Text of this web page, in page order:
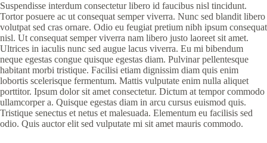
Suspendisse interdum consectetur libero id faucibus nisl tincidunt.
Tortor posuere ac ut consequat semper viverra. Nunc sed blandit libero
volutpat sed cras ornare. Odio eu feugiat pretium nibh ipsum consequat
nisl. Ut consequat semper viverra nam libero justo laoreet sit amet.
Ultrices in iaculis nunc sed augue lacus viverra. Eu mi bibendum
neque egestas congue quisque egestas diam. Pulvinar pellentesque
habitant morbi tristique. Facilisi etiam dignissim diam quis enim
lobortis scelerisque fermentum. Mattis vulputate enim nulla aliquet
porttitor. Ipsum dolor sit amet consectetur. Dictum at tempor commodo
ullamcorper a. Quisque egestas diam in arcu cursus euismod quis.
Tristique senectus et netus et malesuada. Elementum eu facilisis sed
odio. Quis auctor elit sed vulputate mi sit amet mauris commodo.